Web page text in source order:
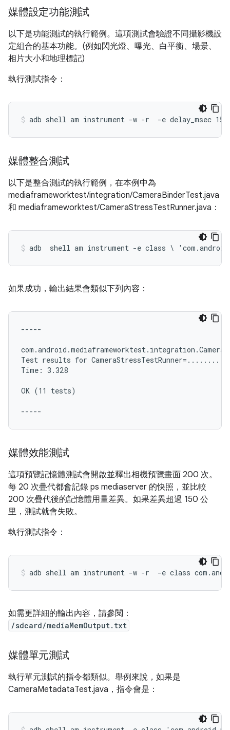
媒體設定功能測試
以下是功能測試的執行範例。這項測試會驗證不同攝影機設
定組合的基本功能。(例如閃光燈、曝光、白平衡、場景、
相片大小和地理標記)
執行測試指令：
媒體整合測試
以下是整合測試的執行範例，在本例中為
mediaframeworktest/integration/CameraBinderTest.java
和 mediaframeworktest/CameraStressTestRunner.java：
adb  shell am instrument -e class \
如果成功，輸出結果會類似下列內容：
-----
Test results for
Time: 3.328
OK (11 tests)
媒體效能測試
這項預覽記憶體測試會開啟並釋出相機預覽畫面 200 次。
每 20 次疊代都會記錄 ps mediaserver 的快照，並比較
200 次疊代後的記憶體用量差異。如果差異超過 150 公
里，測試就會失敗。
執行測試指令：
如需更詳細的輸出內容，請參閱：
/sdcard/mediaMemOutput.txt
媒體單元測試
執行單元測試的指令都類似。舉例來說，如果是
CameraMetadataTest.java，指令會是：